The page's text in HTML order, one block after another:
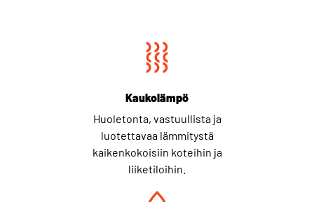
Kaukolämpö
Huoletonta, vastuullista ja
luotettavaa lämmitystä
kaikenkokoisiin koteihin ja
liiketiloihin.